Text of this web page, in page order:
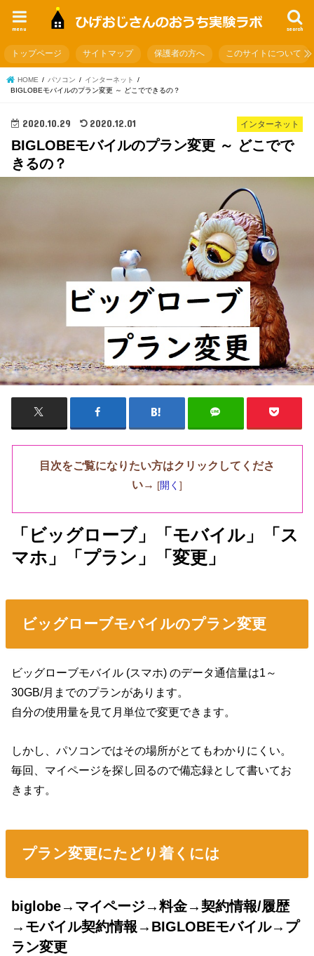
search
menu
トップページ サイトマップ 保護者の方へ このサイトについて
HOME パソコン
インターネット
BIGLOBEモバイルのプラン変更 ～ どこでできるの？
インターネット
2020.10.29 2020.12.01
BIGLOBEモバイルのプラン変更 ～ どこでで
きるの？
目次をご覧になりたい方はクリックしてくださ
い→ [開く ]
「ビッグローブ」「モバイル」「ス
マホ」「プラン」「変更」
ビッグローブモバイルのプラン変更
ビッグローブモバイル (スマホ) のデータ通信量は1～
30GB/月までのプランがあります。
自分の使用量を見て月単位で変更できます。
しかし、パソコンではその場所がとてもわかりにくい。
毎回、マイページを探し回るので備忘録として書いてお
きます。
プラン変更にたどり着くには
biglobe→マイページ→料金→契約情報/履歴
→モバイル契約情報→BIGLOBEモバイル→プ
ラン変更